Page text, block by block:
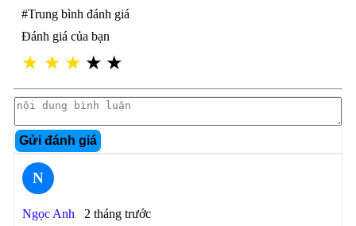
#Trung bình đánh giá
Đánh giá của bạn
★ ★ ★ ★ ★
Gửi đánh giá
N
Ngọc Anh 2 tháng trước